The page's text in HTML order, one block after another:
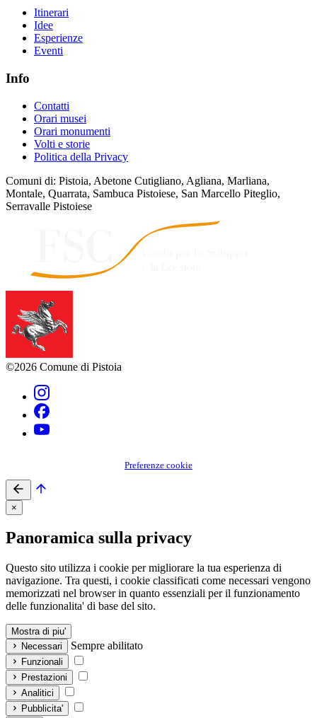
Itinerari
Idee
Esperienze
Eventi
Info
Contatti
Orari musei
Orari monumenti
Volti e storie
Politica della Privacy
Comuni di: Pistoia, Abetone Cutigliano, Agliana, Marliana,
Montale, Quarrata, Sambuca Pistoiese, San Marcello Piteglio,
Serravalle Pistoiese
©2026 Comune di Pistoia
Preferenze cookie
×
Panoramica sulla privacy
Questo sito utilizza i cookie per migliorare la tua esperienza di
navigazione. Tra questi, i cookie classificati come necessari vengono
memorizzati nel browser in quanto essenziali per il funzionamento
delle funzionalita' di base del sito.
Mostra di piu'
Necessari
Sempre abilitato
Funzionali
Prestazioni
Analitici
Pubblicita'